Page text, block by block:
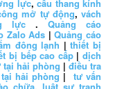
lực, cầu thang kính
mở tự động, vách
lực . Quảng cáo
Zalo Ads |Quảng cáo
đông lạnh |thiết bị
bị bếp cao cấp|dịch
hải phòng | điều tra
hải phòng | tư vấn